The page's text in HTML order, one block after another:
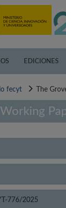
EDICIONES
fecyt The
776/2025